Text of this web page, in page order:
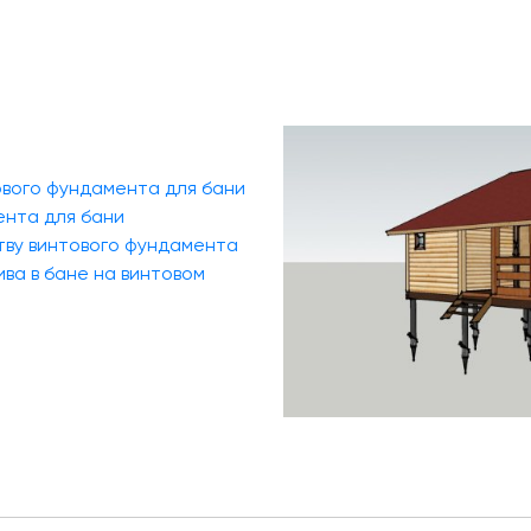
фундамента для бани
для бани
винтового фундамента
в бане на винтовом